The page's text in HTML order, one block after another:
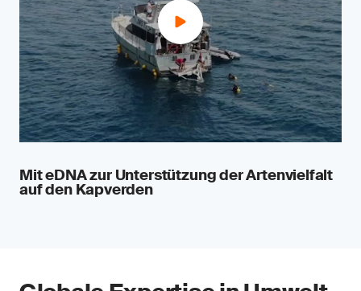
Mit eDNA zur Unterstützung der Artenvielfalt
auf den Kapverden